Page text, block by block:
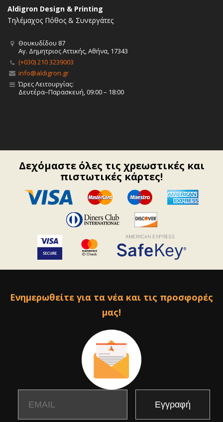
Aldigron Design & Printing
Τηλέμαχος Πόθος & Συνεργάτες
Θουκυδίδου 87
Αγ. Δημητριος Αττικής, Αθήνα, 17343
(+030) 210 3239003
info@aldigron.gr
Ώρες Λειτουργίας:
Δευτέρα–Παρασκευή, 09:00 – 18:00
Δεχόμαστε όλες τις χρεωστικές και
πιστωτικές κάρτες!
Ενημερωθείτε για τα νέα και τις προσφορές
μας!